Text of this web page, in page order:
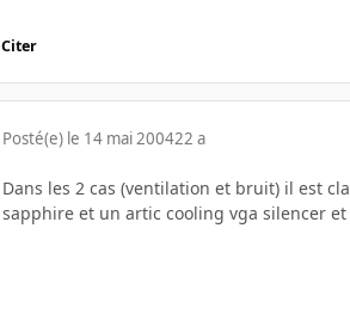
Citer
Posté(e) le 14 mai 200422 a
Dans les 2 cas (ventilation et bruit) il est
sapphire et un artic cooling vga silencer